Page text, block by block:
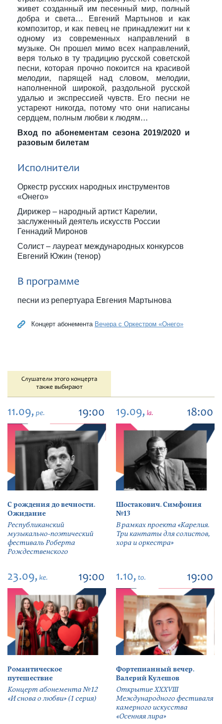
живет созданный им песенный мир, полный
добра и света… Евгений Мартынов и как
композитор, и как певец не принадлежит ни к
одному из современных направлений в
музыке. Он прошел мимо всех направлений,
веря только в ту традицию русской советской
песни, которая прочно покоится на красивой
мелодии, парящей над словом, мелодии,
наполненной широкой, раздольной русской
удалью и экспрессией чувств. Его песни не
устареют никогда, потому что они написаны
сердцем, полным любви к людям…
Вход по абонементам сезона 2019/2020 и
разовым билетам
Исполнители
Оркестр русских народных инструментов
«Онего»
Дирижер – народный артист Карелии,
заслуженный деятель искусств России
Геннадий Миронов
Солист – лауреат международных конкурсов
Евгений Южин (тенор)
В программе
песни из репертуара Евгения Мартынова
Концерт абонемента Вечера с Оркестром «Онего»
Слушатели этого концерта
также выбирают
11.09, pe. 19:00
С рождения до вечности.
Ожидание
Республиканский
музыкально-поэтический
фестиваль Роберта
Рождественского
19.09, la. 18:00
Шостакович. Симфония
№13
В рамках проекта «Карелия.
Три кантаты для солистов,
хора и оркестра»
23.09, ke. 19:00
Романтическое
путешествие
Концерт абонемента №12
«И снова о любви» (1 серия)
1.10, to. 19:00
Фортепианный вечер.
Валерий Кулешов
Открытие ХХХVIII
Международного фестиваля
камерного искусства
«Осенняя лира»